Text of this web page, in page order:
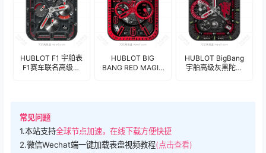
HUBLOT F1 宇舶表
F1赛车联名高级灰
HUBLOT BIG
BANG RED MAGIC
HUBLOT BigBang
宇舶高级灰黑陀飞
常见问题
1.本站支持全球节点加速，在线下载方便快捷
2.微信Wechat端一键加载表盘视频教程(点击查看)